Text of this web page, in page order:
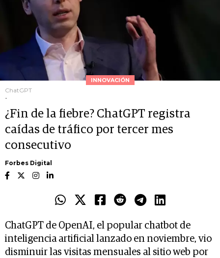
INNOVACIÓN
ChatGPT
-
¿Fin de la fiebre? ChatGPT registra
caídas de tráfico por tercer mes
consecutivo
Forbes Digital
ChatGPT de OpenAI, el popular chatbot de
inteligencia artificial lanzado en noviembre, vio
disminuir las visitas mensuales al sitio web por